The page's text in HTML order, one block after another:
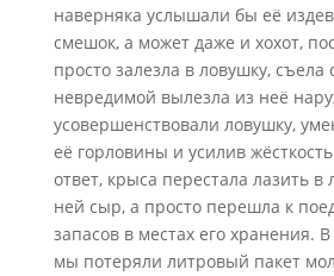
наверняка услышали бы её
смешок, а может даже и хохот,
просто залезла в ловушку, съела
невредимой вылезла из неё
усовершенствовали ловушку,
её горловины и усилив
ответ, крыса перестала лазить в
ней сыр, а просто перешла к
запасов в местах его хранения.
мы потеряли литровый пакет